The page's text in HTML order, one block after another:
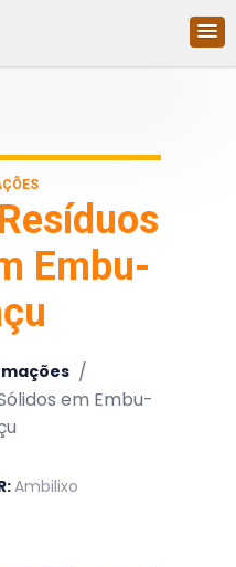
Embu-
/
em Embu-
Ambilixo